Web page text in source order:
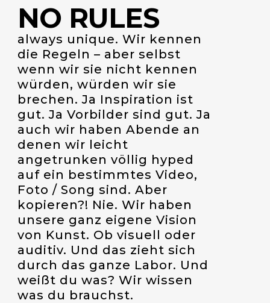
NO RULES
always unique. Wir kennen
die Regeln – aber selbst
wenn wir sie nicht kennen
würden, würden wir sie
brechen. Ja Inspiration ist
gut. Ja Vorbilder sind gut. Ja
auch wir haben Abende an
denen wir leicht
angetrunken völlig hyped
auf ein bestimmtes Video,
Foto / Song sind. Aber
kopieren?! Nie. Wir haben
unsere ganz eigene Vision
von Kunst. Ob visuell oder
auditiv. Und das zieht sich
durch das ganze Labor. Und
weißt du was? Wir wissen
was du brauchst.